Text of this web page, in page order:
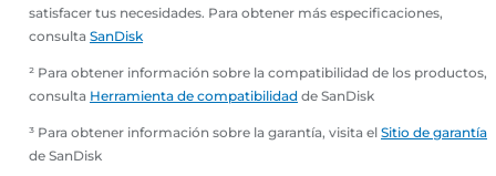
satisfacer tus necesidades. Para obtener más especificaciones,
consulta SanDisk
² Para obtener información sobre la compatibilidad de los productos,
consulta Herramienta de compatibilidad de SanDisk
³ Para obtener información sobre la garantía, visita el Sitio de garantía
de SanDisk